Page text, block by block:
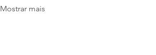
Mostrar mais